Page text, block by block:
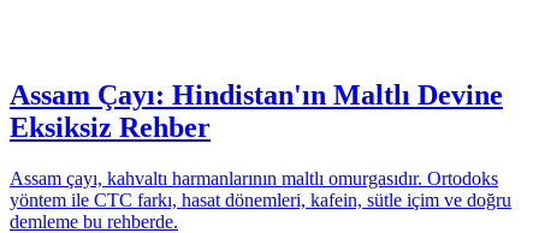
Assam Çayı: Hindistan'ın Maltlı Devine
Eksiksiz Rehber
Assam çayı, kahvaltı harmanlarının maltlı omurgasıdır. Ortodoks
yöntem ile CTC farkı, hasat dönemleri, kafein, sütle içim ve doğru
demleme bu rehberde.